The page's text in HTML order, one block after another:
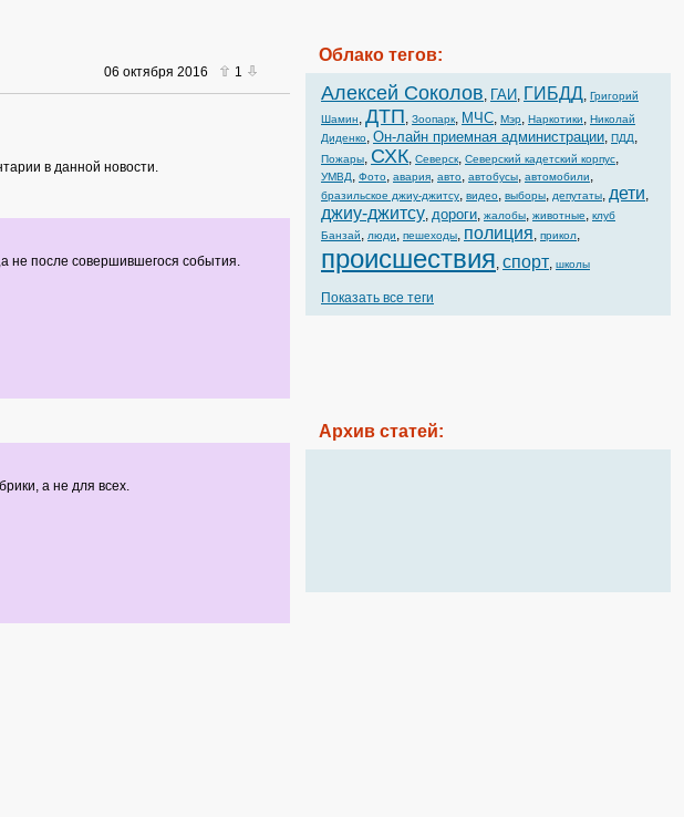
06 октября 2016 1
в данной новости.
не после совершившегося события.
а не для всех.
Облако тегов:
Алексей Соколов, ГАИ, ГИБДД, Григорий
Шамин, ДТП, Зоопарк, МЧС, Мэр, Наркотики, Николай
Диденко, Он-лайн приемная администрации, ПДД,
Пожары, СХК, Северск, Северский кадетский корпус,
УМВД, Фото, авария, авто, автобусы, автомобили,
бразильское джиу-джитсу, видео, выборы, депутаты, дети,
джиу-джитсу, дороги, жалобы, животные, клуб
Банзай, люди, пешеходы, полиция, прикол,
происшествия, спорт, школы
Показать все теги
Архив статей: